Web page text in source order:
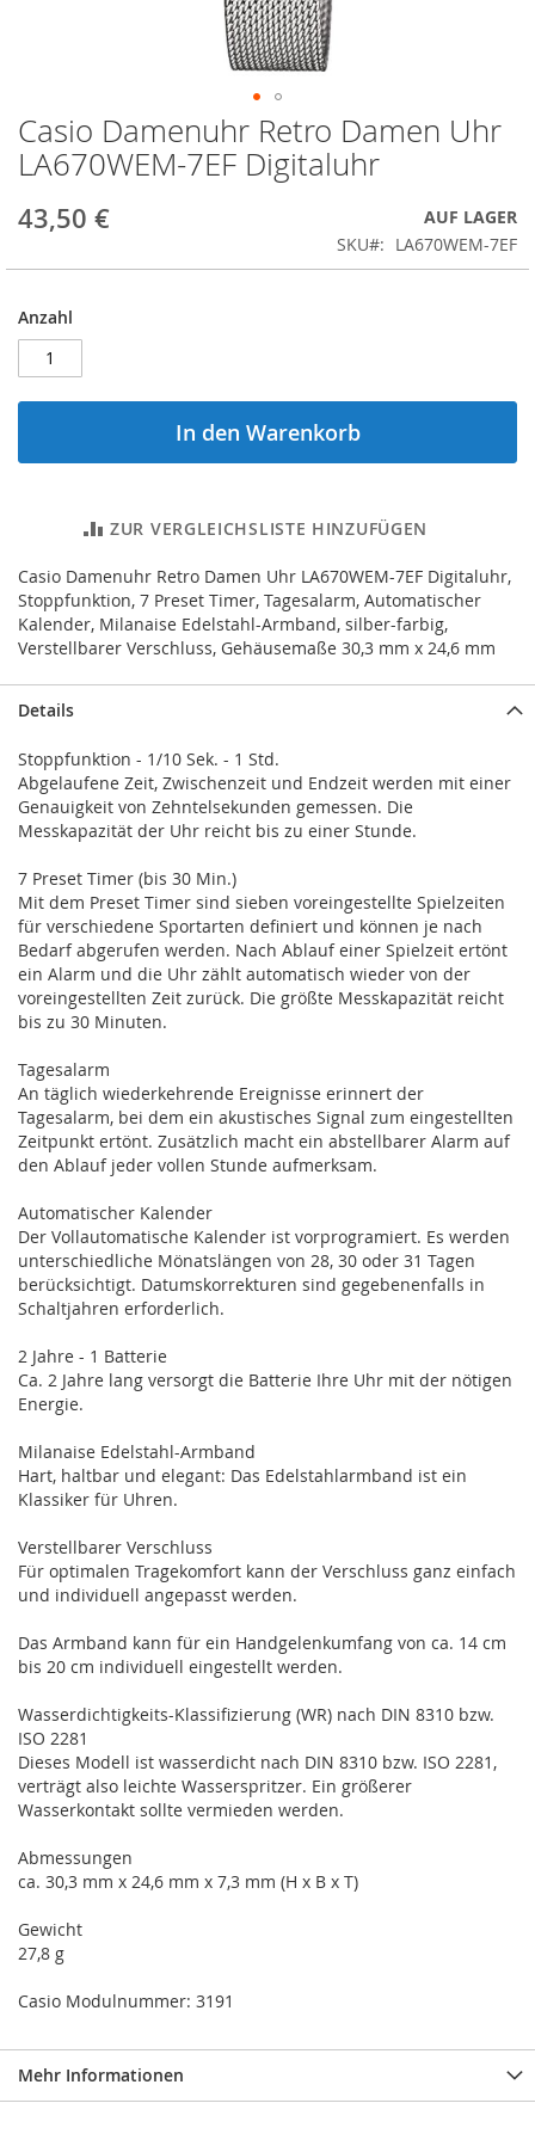
Zum
Anfang
der
springen
Casio Damenuhr Retro Damen Uhr
LA670WEM-7EF Digitaluhr
43,50 €
AUF LAGER
SKU
LA670WEM-7EF
Anzahl
In den Warenkorb
ZUR VERGLEICHSLISTE HINZUFÜGEN
Casio Damenuhr Retro Damen Uhr LA670WEM-7EF Digitaluhr,
Stoppfunktion, 7 Preset Timer, Tagesalarm, Automatischer
Kalender, Milanaise Edelstahl-Armband, silber-farbig,
Verstellbarer Verschluss, Gehäusemaße 30,3 mm x 24,6 mm
Details
Stoppfunktion - 1/10 Sek. - 1 Std.
Abgelaufene Zeit, Zwischenzeit und Endzeit werden mit einer
Genauigkeit von Zehntelsekunden gemessen. Die
Messkapazität der Uhr reicht bis zu einer Stunde.
7 Preset Timer (bis 30 Min.)
Mit dem Preset Timer sind sieben voreingestellte Spielzeiten
für verschiedene Sportarten definiert und können je nach
Bedarf abgerufen werden. Nach Ablauf einer Spielzeit ertönt
ein Alarm und die Uhr zählt automatisch wieder von der
voreingestellten Zeit zurück. Die größte Messkapazität reicht
bis zu 30 Minuten.
Tagesalarm
An täglich wiederkehrende Ereignisse erinnert der
Tagesalarm, bei dem ein akustisches Signal zum eingestellten
Zeitpunkt ertönt. Zusätzlich macht ein abstellbarer Alarm auf
den Ablauf jeder vollen Stunde aufmerksam.
Automatischer Kalender
Der Vollautomatische Kalender ist vorprogramiert. Es werden
unterschiedliche Mönatslängen von 28, 30 oder 31 Tagen
berücksichtigt. Datumskorrekturen sind gegebenenfalls in
Schaltjahren erforderlich.
2 Jahre - 1 Batterie
Ca. 2 Jahre lang versorgt die Batterie Ihre Uhr mit der nötigen
Energie.
Milanaise Edelstahl-Armband
Hart, haltbar und elegant: Das Edelstahlarmband ist ein
Klassiker für Uhren.
Verstellbarer Verschluss
Für optimalen Tragekomfort kann der Verschluss ganz einfach
und individuell angepasst werden.
Das Armband kann für ein Handgelenkumfang von ca. 14 cm
bis 20 cm individuell eingestellt werden.
Wasserdichtigkeits-Klassifizierung (WR) nach DIN 8310 bzw.
ISO 2281
Dieses Modell ist wasserdicht nach DIN 8310 bzw. ISO 2281,
verträgt also leichte Wasserspritzer. Ein größerer
Wasserkontakt sollte vermieden werden.
Abmessungen
ca. 30,3 mm x 24,6 mm x 7,3 mm (H x B x T)
Gewicht
27,8 g
Casio Modulnummer: 3191
Mehr Informationen